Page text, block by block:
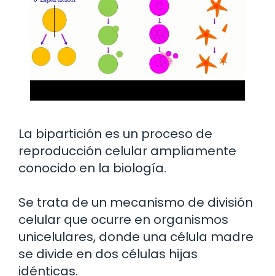
La bipartición es un proceso de
reproducción celular ampliamente
conocido en la biología.
Se trata de un mecanismo de división
celular que ocurre en organismos
unicelulares, donde una célula madre
se divide en dos células hijas
idénticas.